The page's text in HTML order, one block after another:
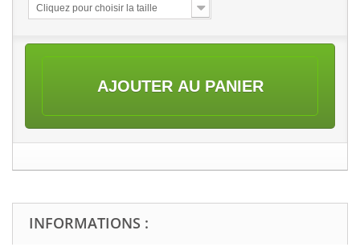
Cliquez pour choisir la taille
AJOUTER AU PANIER
INFORMATIONS :